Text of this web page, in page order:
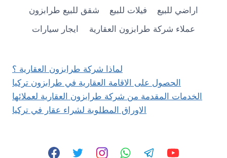
شقق للبيع طرابزون فيلات للبيع
اراضي للبيع
ايجار سيارات
عملاء شركة طرابزون العقارية
لماذا شركة طرابزون العقارية ؟
الحصول على الاقامة العقارية في طرابزون تركيا
الخدمات المقدمة من شركة طرابزون العقارية لعملائها
الاوراق المطلوبة لشراء عقار في تركيا